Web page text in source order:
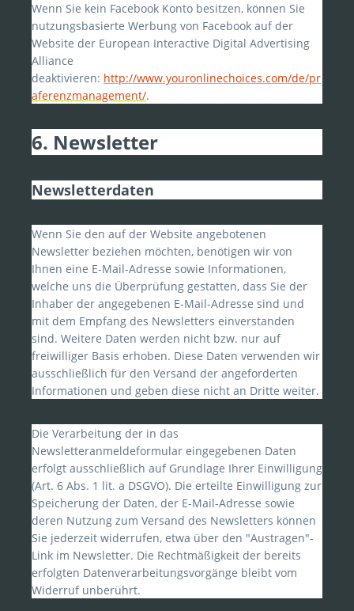
Wenn Sie kein Facebook Konto besitzen, können Sie
nutzungsbasierte Werbung von Facebook auf der
Website der European Interactive Digital Advertising
Alliance
deaktivieren: http://www.youronlinechoices.com/de/pr
aferenzmanagement/.
6. Newsletter
Newsletterdaten
Wenn Sie den auf der Website angebotenen
Newsletter beziehen möchten, benötigen wir von
Ihnen eine E-Mail-Adresse sowie Informationen,
welche uns die Überprüfung gestatten, dass Sie der
Inhaber der angegebenen E-Mail-Adresse sind und
mit dem Empfang des Newsletters einverstanden
sind. Weitere Daten werden nicht bzw. nur auf
freiwilliger Basis erhoben. Diese Daten verwenden wir
ausschließlich für den Versand der angeforderten
Informationen und geben diese nicht an Dritte weiter.
Die Verarbeitung der in das
Newsletteranmeldeformular eingegebenen Daten
erfolgt ausschließlich auf Grundlage Ihrer Einwilligung
(Art. 6 Abs. 1 lit. a DSGVO). Die erteilte Einwilligung zur
Speicherung der Daten, der E-Mail-Adresse sowie
deren Nutzung zum Versand des Newsletters können
Sie jederzeit widerrufen, etwa über den "Austragen"-
Link im Newsletter. Die Rechtmäßigkeit der bereits
erfolgten Datenverarbeitungsvorgänge bleibt vom
Widerruf unberührt.